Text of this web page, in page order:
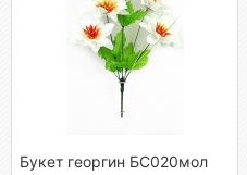
Букет георгин БС020мол